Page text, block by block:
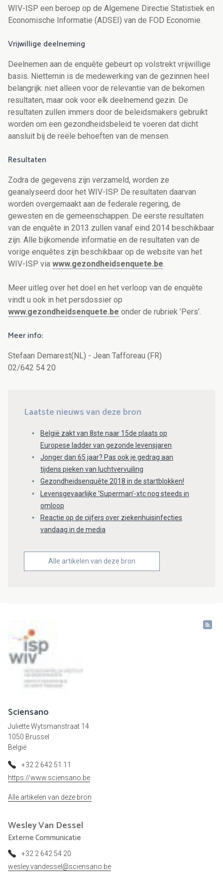
WIV-ISP een beroep op de Algemene Directie Statistiek en
Economische Informatie (ADSEI) van de FOD Economie.
Vrijwillige deelneming
Deelnemen aan de enquête gebeurt op volstrekt vrijwillige
basis. Niettemin is de medewerking van de gezinnen heel
belangrijk: niet alleen voor de relevantie van de bekomen
resultaten, maar ook voor elk deelnemend gezin. De
resultaten zullen immers door de beleidsmakers gebruikt
worden om een gezondheidsbeleid te voeren dat dicht
aansluit bij de reële behoeften van de mensen.
Resultaten
Zodra de gegevens zijn verzameld, worden ze
geanalyseerd door het WIV-ISP. De resultaten daarvan
worden overgemaakt aan de federale regering, de
gewesten en de gemeenschappen. De eerste resultaten
van de enquête in 2013 zullen vanaf eind 2014 beschikbaar
zijn. Alle bijkomende informatie en de resultaten van de
vorige enquêtes zijn beschikbaar op de website van het
WIV-ISP via www.gezondheidsenquete.be.
Meer uitleg over het doel en het verloop van de enquête
vindt u ook in het persdossier op
www.gezondheidsenquete.be onder de rubriek ’Pers’.
Meer info:
Stefaan Demarest(NL) - Jean Tafforeau (FR)
02/642 54 20
Laatste nieuws van deze bron
België zakt van 8ste naar 15de plaats op
Europese ladder van gezonde levensjaren
Jonger dan 65 jaar? Pas ook je gedrag aan
tijdens pieken van luchtvervuiling
Gezondheidsenquête 2018 in de startblokken!
Levensgevaarlijke ‘Superman’-xtc nog steeds in
omloop
Reactie op de cijfers over ziekenhuisinfecties
vandaag in de media
Alle artikelen van deze bron
Sciensano
Juliette Wytsmanstraat 14
1050 Brussel
België
+32 2 642 51 11
https://www.sciensano.be
Alle artikelen van deze bron
WesleyVan Dessel
Externe Communicatie
+32 2 642 54 20
wesley.vandessel@sciensano.be